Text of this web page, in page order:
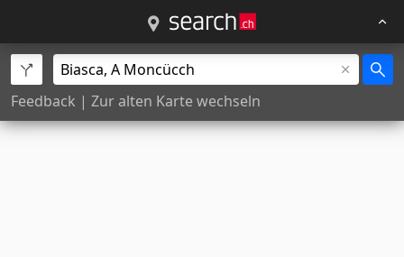
Feedback | Zur alten Karte wechseln